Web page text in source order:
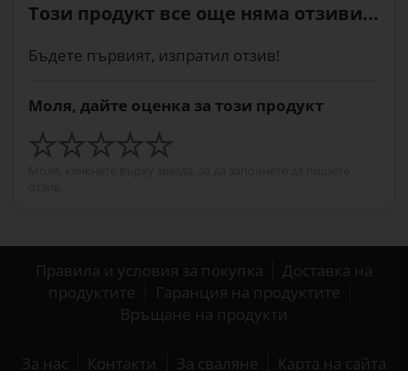
Този продукт все още няма отзиви...
Бъдете първият, изпратил отзив!
Моля, дайте оценка за този продукт
Правила и условия за покупка
Доставка на
продуктите
Гаранция на продуктите
Връщане на продукти
За нас Контакти За сваляне Карта на сайта